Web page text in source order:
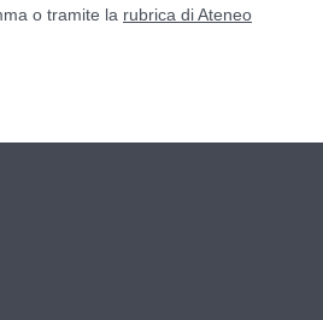
o tramite la rubrica di Ateneo